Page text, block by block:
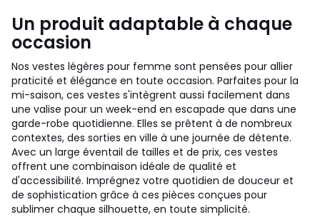
Un produit adaptable à chaque
occasion
Nos vestes légères pour femme sont pensées pour allier
praticité et élégance en toute occasion. Parfaites pour la
mi-saison, ces vestes s'intègrent aussi facilement dans
une valise pour un week-end en escapade que dans une
garde-robe quotidienne. Elles se prêtent à de nombreux
contextes, des sorties en ville à une journée de détente.
Avec un large éventail de tailles et de prix, ces vestes
offrent une combinaison idéale de qualité et
d'accessibilité. Imprégnez votre quotidien de douceur et
de sophistication grâce à ces pièces conçues pour
sublimer chaque silhouette, en toute simplicité.